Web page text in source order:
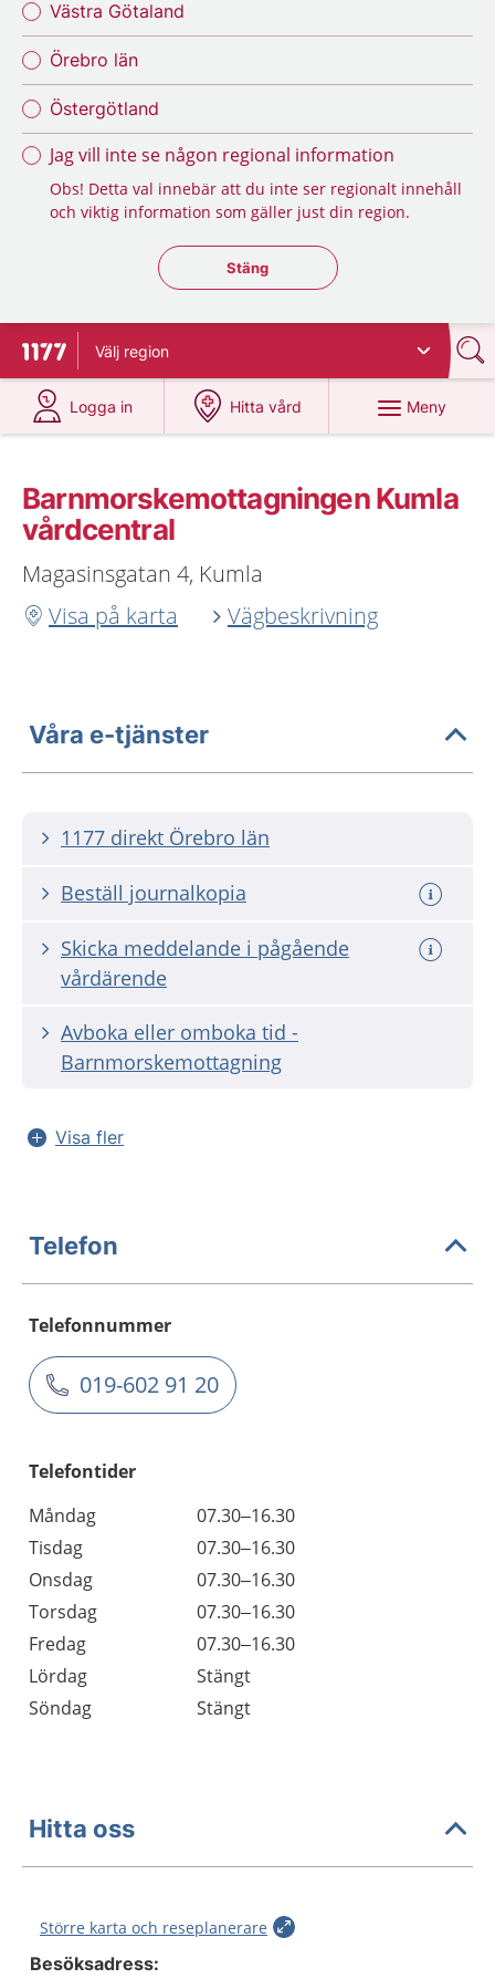
Västra Götaland
Örebro län
Östergötland
Jag vill inte se någon regional information
Obs! Detta val innebär att du inte ser regionalt innehåll
och viktig information som gäller just din region.
Stäng regionsväljaren
Stäng
Till startsidan för 1177
Välj region
Logga in
på 1177.se
Hitta vård
på 1177.se
Meny
Barnmorskemottagningen Kumla
vårdcentral
Magasinsgatan 4, Kumla
Visa på karta
Vägbeskrivning
Våra e-tjänster
1177 direkt Örebro län
Beställ journalkopia
Skicka meddelande i pågående
vårdärende
Avboka eller omboka tid -
Barnmorskemottagning
Visa fler
Telefon
Telefonnummer
019-602 91 20
Telefontider
Måndag
07.30–16.30
Tisdag
07.30–16.30
Onsdag
07.30–16.30
Torsdag
07.30–16.30
Fredag
07.30–16.30
Lördag
Stängt
Söndag
Stängt
Hitta oss
Större karta och reseplanerare
Besöksadress: